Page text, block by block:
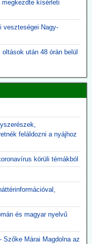
pszichoterrorhoz, ami
sorba álltak, hogy
Moderna
mellékhatást
kísérleti mRNS-alapú
1010, a szokásos
gyakrabban okozott
a tünetekkel járó,
számának abszolút
volt.
megkezdte kísérleti
veszteségei Nagy-
után 48 órán belül
feláldozni a nyájhoz
körüli témákból
és magyar nyelvű
Szőke Márai Magdolna az